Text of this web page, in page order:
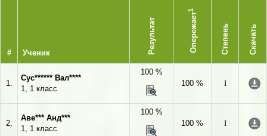
# Ученик Результат Опережает
1
Степень Скачать
1.
Сус****** Вал****
1, 1 класс
100 %
100 %
I
2.
Аве*** Анд***
1, 1 класс
100 %
100 %
I